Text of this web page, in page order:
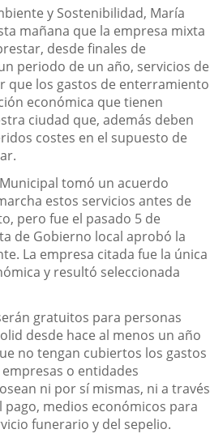
y Sostenibilidad, María
mañana que la empresa mixta
desde finales de
periodo de un año, servicios de
que los gastos de enterramiento
económica que tienen
ciudad que, además deben
costes en el supuesto de
tomó un acuerdo
estos servicios antes de
pero fue el pasado 5 de
de Gobierno local aprobó la
La empresa citada fue la única
y resultó seleccionada
gratuitos para personas
desde hace al menos un año
no tengan cubiertos los gastos
o entidades
ni por sí mismas, ni a través
medios económicos para
funerario y del sepelio.